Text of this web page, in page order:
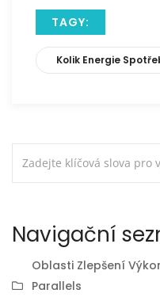
TAGY:
Kolik Energie
Navigační
Oblasti Zlepšení
Parallels